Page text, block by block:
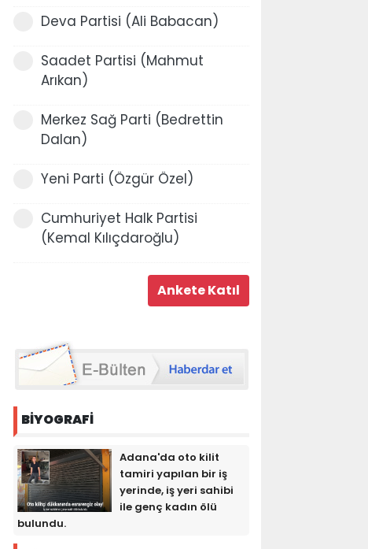
Deva Partisi (Ali Babacan)
Saadet Partisi (Mahmut
Arıkan)
Merkez Sağ Parti (Bedrettin
Dalan)
Yeni Parti (Özgür Özel)
Cumhuriyet Halk Partisi
(Kemal Kılıçdaroğlu)
BİYOGRAFİ
Adana'da oto kilit
tamiri yapılan bir iş
yerinde, iş yeri sahibi
ile genç kadın ölü
bulundu.